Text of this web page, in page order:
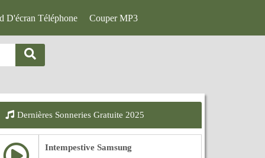
D'écran Téléphone Couper MP3
Dernières Sonneries Gratuite 2025
Intempestive Samsung